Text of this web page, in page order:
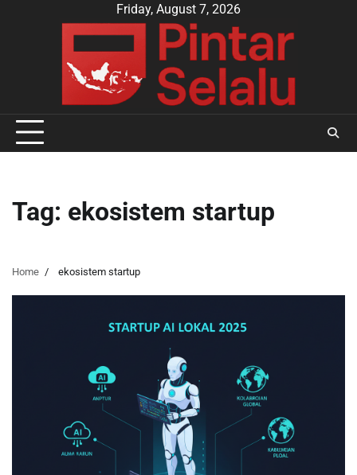
Friday, August 7, 2026
Tag: ekosistem startup
Home ekosistem startup